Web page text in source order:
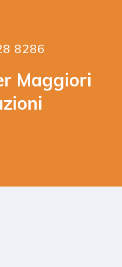
8286
Maggiori